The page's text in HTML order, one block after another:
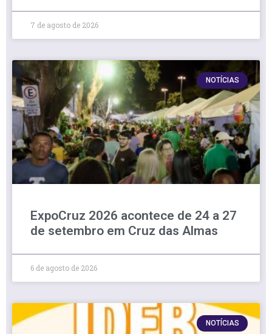
7 de agosto de 2026
NOTÍCIAS
ExpoCruz 2026 acontece de 24 a 27
de setembro em Cruz das Almas
6 de agosto de 2026
NOTÍCIAS